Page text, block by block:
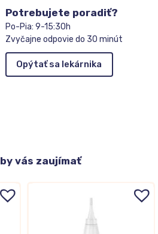
Potrebujete poradiť?
Po-Pia: 9-15:30h
Zvyčajne odpovie do 30 minút
Opýtať sa lekárnika
by vás zaujímať